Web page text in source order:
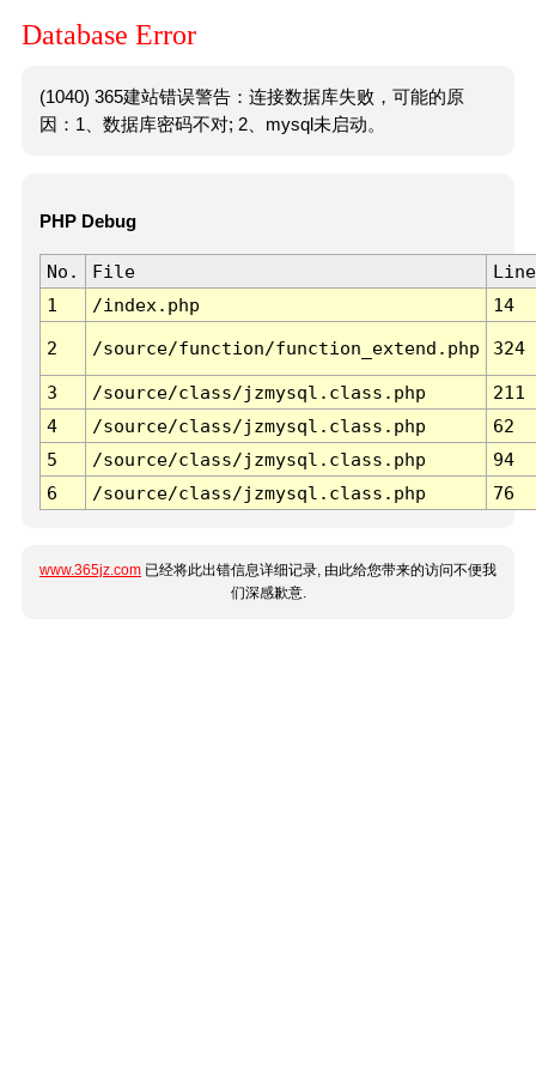
Database Error
(1040) 365建站错误警告：连接数据库失败，可能的原
因：1、数据库密码不对; 2、mysql未启动。
PHP Debug
No. File
Line
1
/index.php 14
2 /source/function/function_extend.php 324
3 /source/class/jzmysql.class.php
211
4
/source/class/jzmysql.class.php
62
5
/source/class/jzmysql.class.php
94
6
/source/class/jzmysql.class.php 76
www.365jz.com 已经将此出错信息详细记录, 由此给您带来的访问不便我
们深感歉意.